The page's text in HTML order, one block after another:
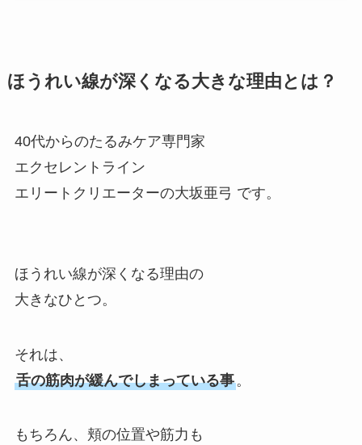
ほうれい線が深くなる大きな理由とは？
40代からのたるみケア専門家
エクセレントライン
エリートクリエーターの大坂亜弓 です。
ほうれい線が深くなる理由の
大きなひとつ。
それは、
舌の筋肉が緩んでしまっている事。
もちろん、頬の位置や筋力も